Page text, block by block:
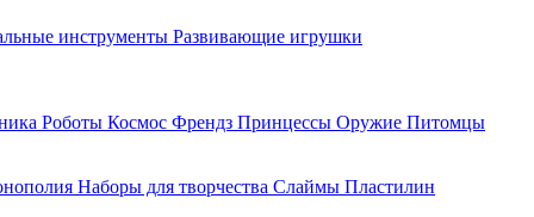
инструменты Развивающие игрушки
Роботы Космос Френдз Принцессы Оружие Питомцы
Наборы для творчества Слаймы Пластилин